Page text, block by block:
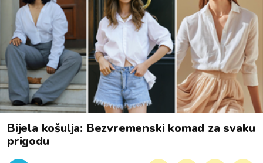
Bijela košulja: Bezvremenski komad za svaku
prigodu